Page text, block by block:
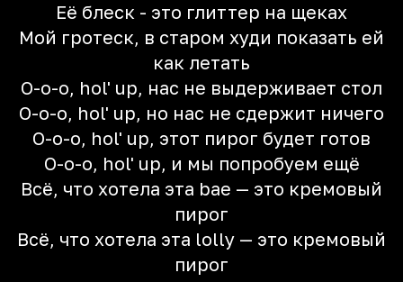
Её блеск - это глиттер на щеках
Мой гротеск, в старом худи показать ей
как летать
O-o-o, hol' up, нас не выдерживает стол
O-o-o, hol' up, но нас не сдержит ничего
O-o-o, hol' up, этот пирог будет готов
O-o-o, hol' up, и мы попробуем ещё
Всё, что хотела эта bae — это кремовый
пирог
Всё, что хотела эта lolly — это кремовый
пирог